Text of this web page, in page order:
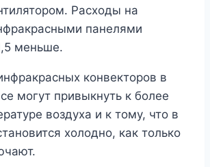
Расходы на
панелями
меньше.
конвекторов в
могут привыкнуть к более
воздуха и к тому, что в
холодно, как только